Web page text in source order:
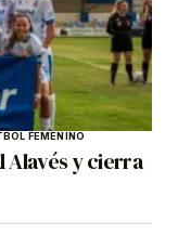
FEMENINO
Alavés y cierra